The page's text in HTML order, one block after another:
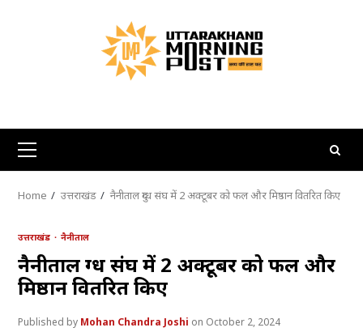
Primary
Menu
Home उत्तराखंड नैनीताल दुग्ध संघ में 2 अक्टूबर को फल और मिष्ठान वितरित किए
उत्तराखंड नैनीताल
नैनीताल दुग्ध संघ में 2 अक्टूबर को फल और
मिष्ठान वितरित किए
Mohan Chandra Joshi October 2, 2024